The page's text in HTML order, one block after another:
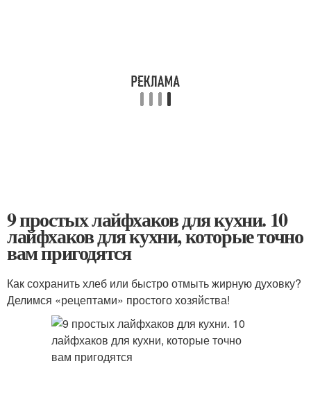
9 простых лайфхаков для кухни. 10
лайфхаков для кухни, которые точно
вам пригодятся
Как сохранить хлеб или быстро отмыть жирную духовку?
Делимся «рецептами» простого хозяйства!